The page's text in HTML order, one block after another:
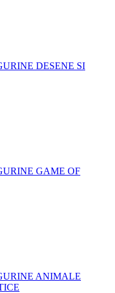
DESENE SI
GAME OF
ANIMALE